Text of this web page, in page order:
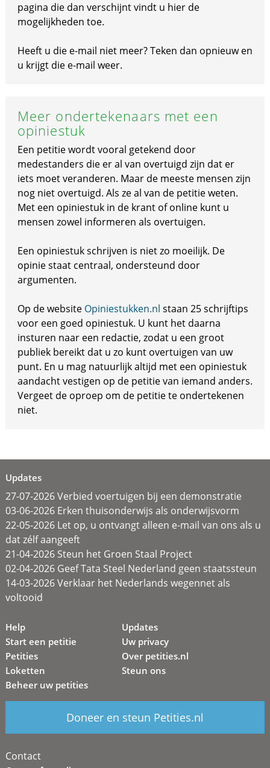
pagina die dan verschijnt vindt u hier de
mogelijkheden toe.
Heeft u die e-mail niet meer? Teken dan opnieuw en
u krijgt die e-mail weer.
Meer ondertekenaars met een
opiniestuk
Een petitie wordt vooral getekend door
medestanders die er al van overtuigd zijn dat er
iets moet veranderen. Maar de meeste mensen zijn
nog niet overtuigd. Als ze al van de petitie weten.
Met een opiniestuk in de krant of online kunt u
mensen zowel informeren als overtuigen.
Een opiniestuk schrijven is niet zo moeilijk. De
opinie staat centraal, ondersteund door
argumenten.
Op de website Opiniestukken.nl staan 25 schrijftips
voor een goed opiniestuk. U kunt het daarna
insturen naar een redactie, zodat u een groot
publiek bereikt dat u zo kunt overtuigen van uw
punt. En u mag natuurlijk altijd met een opiniestuk
aandacht vestigen op de petitie van iemand anders.
Vergeet de oproep om de petitie te ondertekenen
niet.
Updates
27-07-2026 Verbied voertuigen bij een demonstratie
03-06-2026 Erken thuisonderwijs als onderwijsvorm
22-05-2026 Let op, u ontvangt alleen e-mail van ons als u
dat zélf aangeeft
21-04-2026 Steun het Groen Staal Project
02-04-2026 Geef Tata Steel Nederland geen staatssteun
14-03-2026 Verklaar het Nederlands wegennet als
voltooid
Help
Start een petitie
Petities
Loketten
Beheer uw petities
Updates
Uw privacy
Over petities.nl
Steun ons
Doneer en steun Petities.nl
Contact